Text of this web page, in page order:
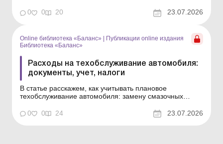
МСФО и НП(С)БУ, а также как вести учет таких
расходов – в составе расходов периода или как
Баланс...
0 0 20 23.07.2026
Online библиотека «Баланс» | Публикации online издания
Библиотека «Баланс»
Расходы на техобслуживание автомобиля:
документы, учет, налоги
В статье расскажем, как учитывать плановое
техобслуживание автомобиля: замену смазочных
другие регулярные расходы, поддерживающие авто в
рабочем состоянии, а также каковы возможные
0 0 24 23.07.2026